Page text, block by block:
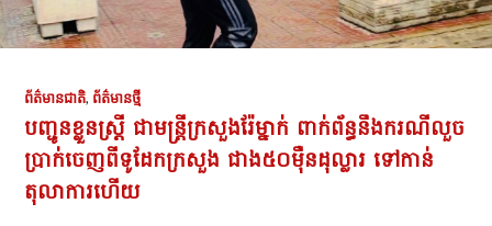
ព័ត៌មានជាតិ, ព័ត៌មានថ្មី
បញ្ជូនខ្លួនស្ត្រី ជាមន្រ្តីក្រសួងរ៉ែម្នាក់ ពាក់ព័ន្ធនឹងករណីលួច
ប្រាក់ចេញពីទូដែកក្រសួង ជាង៥០ម៉ឺនដុល្លារ ទៅកាន់
តុលាការហើយ